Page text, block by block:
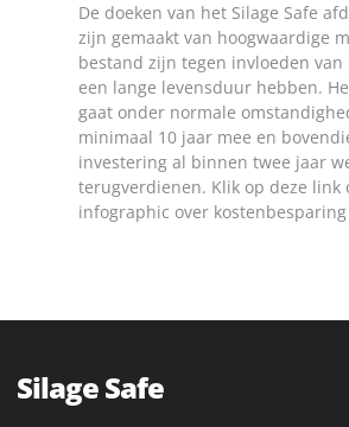
De doeken van het Silage Safe
zijn gemaakt van hoogwaardige
bestand zijn tegen invloeden
een lange levensduur hebben.
gaat onder normale
minimaal 10 jaar mee en
investering al binnen twee jaar
terugverdienen. Klik op deze link
infographic over
Silage Safe